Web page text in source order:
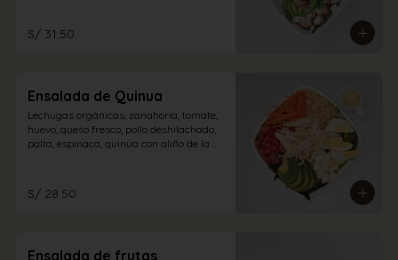
S/ 31.50
Ensalada de Quinua
Lechugas orgánicas, zanahoria, tomate,
huevo, queso fresco, pollo deshilachado,
palta, espinaca, quinua con aliño de la
S/ 28.50
Ensalada de frutas